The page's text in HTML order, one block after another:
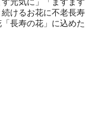
元気に」「ますます
けるお花に不老長寿
長寿の花」に込めた